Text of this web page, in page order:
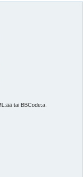
i
tai BBCode:a.